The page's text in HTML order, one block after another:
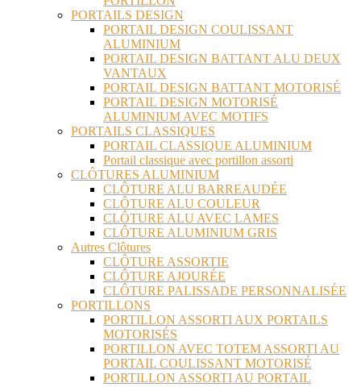
PORTAILS DESIGN
PORTAIL DESIGN COULISSANT
ALUMINIUM
PORTAIL DESIGN BATTANT ALU DEUX
VANTAUX
PORTAIL DESIGN BATTANT MOTORISÉ
PORTAIL DESIGN MOTORISÉ
ALUMINIUM AVEC MOTIFS
PORTAILS CLASSIQUES
PORTAIL CLASSIQUE ALUMINIUM
Portail classique avec portillon assorti
CLÔTURES ALUMINIUM
CLÔTURE ALU BARREAUDÉE
CLÔTURE ALU COULEUR
CLÔTURE ALU AVEC LAMES
CLÔTURE ALUMINIUM GRIS
Autres Clôtures
CLÔTURE ASSORTIE
CLÔTURE AJOURÉE
CLÔTURE PALISSADE PERSONNALISÉE
PORTILLONS
PORTILLON ASSORTI AUX PORTAILS
MOTORISÉS
PORTILLON AVEC TOTEM ASSORTI AU
PORTAIL COULISSANT MOTORISÉ
PORTILLON ASSORTI AU PORTAIL